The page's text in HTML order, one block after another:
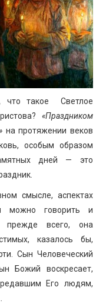
что такое Светлое
«Праздником
на протяжении веков
особым образом
дней — это
смысле, аспектах
можно говорить и
прежде всего, она
казалось бы,
Сын Человеческий
Божий воскресает,
Его людям,